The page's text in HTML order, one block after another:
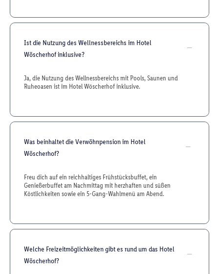
Ist die Nutzung des Wellnessbereichs im Hotel
Wöscherhof inklusive?
Ja, die Nutzung des Wellnessbereichs mit Pools, Saunen und
Ruheoasen ist im Hotel Wöscherhof inklusive.
Was beinhaltet die Verwöhnpension im Hotel
Wöscherhof?
Freu dich auf ein reichhaltiges Frühstücksbuffet, ein
Genießerbuffet am Nachmittag mit herzhaften und süßen
Köstlichkeiten sowie ein 5-Gang-Wahlmenü am Abend.
Welche Freizeitmöglichkeiten gibt es rund um das Hotel
Wöscherhof?